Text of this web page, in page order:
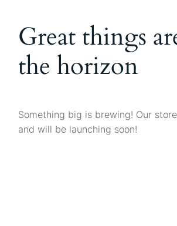
Great things
the horizon
Something big is brewing! Our
and will be launching soon!